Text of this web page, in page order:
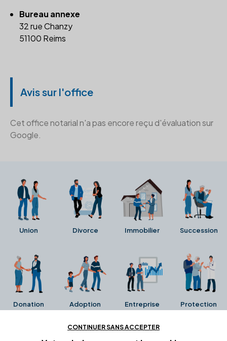
Bureau annexe
32 rue Chanzy
51100 Reims
Avis sur l'office
Cet office notarial n'a pas encore reçu d'évaluation sur
Google.
Union Divorce Immobilier Succession
Donation Adoption Entreprise Protection
CONTINUER SANS ACCEPTER